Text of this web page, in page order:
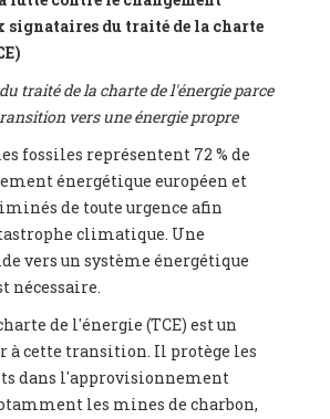
du traité de la charte
traité de la charte de l'énergie parce
vers une énergie propre
fossiles représentent 72 % de
énergétique européen et
de toute urgence afin
climatique. Une
vers un système énergétique
nécessaire.
de l'énergie (TCE) est un
à cette transition. Il protège les
dans l'approvisionnement
les mines de charbon,